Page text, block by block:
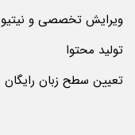
ویرایش تخصصی و نیتیو
تولید محتوا
تعیین سطح زبان رایگان